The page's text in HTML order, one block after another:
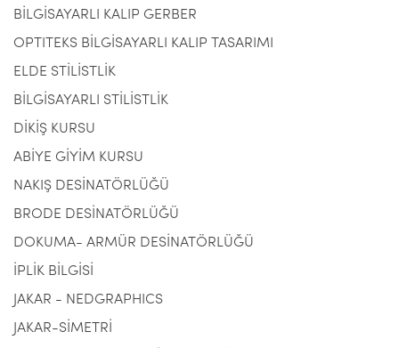
BİLGİSAYARLI KALIP GERBER
OPTITEKS BİLGİSAYARLI KALIP TASARIMI
ELDE STİLİSTLİK
BİLGİSAYARLI STİLİSTLİK
DİKİŞ KURSU
ABİYE GİYİM KURSU
NAKIŞ DESİNATÖRLÜĞÜ
BRODE DESİNATÖRLÜĞÜ
DOKUMA- ARMÜR DESİNATÖRLÜĞÜ
İPLİK BİLGİSİ
JAKAR - NEDGRAPHICS
JAKAR-SİMETRİ